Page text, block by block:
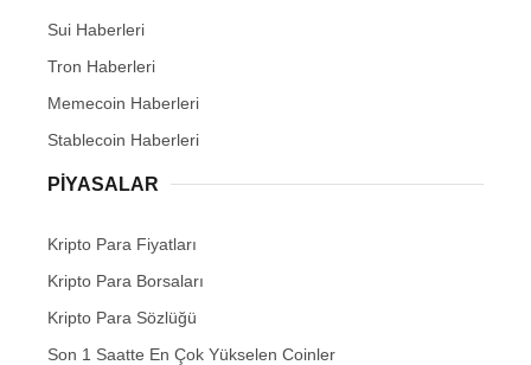
Sui Haberleri
Tron Haberleri
Memecoin Haberleri
Stablecoin Haberleri
PIYASALAR
Kripto Para Fiyatları
Kripto Para Borsaları
Kripto Para Sözlüğü
Son 1 Saatte En Çok Yükselen Coinler